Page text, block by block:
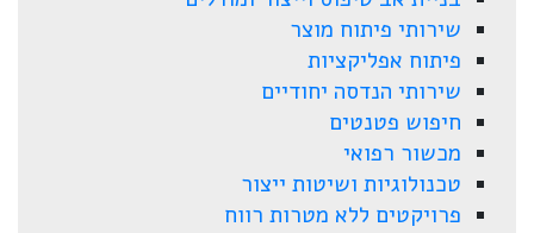
שירותי פיתוח מוצר
פיתוח אפליקציות
שירותי הנדסה יחודיים
חיפוש פטנטים
מכשור רפואי
טכנולוגיות ושיטות ייצור
פרויקטים ללא מטרות רווח